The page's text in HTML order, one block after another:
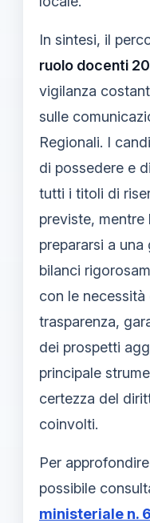
In sintesi, il
ruolo docenti
vigilanza
sulle
Regionali. I
di possedere e
tutti i titoli di
previste,
prepararsi a
bilanci
con le
trasparenza,
dei prospetti
principale
certezza del
coinvolti.
Per
possibile
ministeriale n.